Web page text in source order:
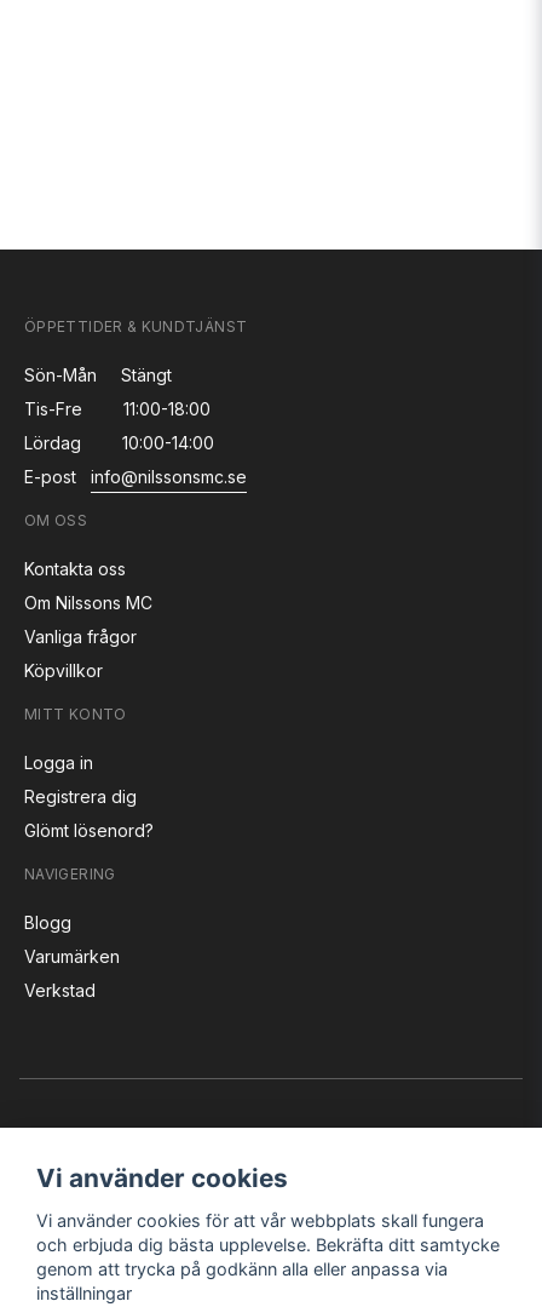
ÖPPETTIDER & KUNDTJÄNST
Sön-Mån
Stängt
Tis-Fre
11:00-18:00
Lördag
10:00-14:00
E-post
info@nilssonsmc.se
OM OSS
Kontakta oss
Om Nilssons MC
Vanliga frågor
Köpvillkor
MITT KONTO
Logga in
Registrera dig
Glömt lösenord?
NAVIGERING
Blogg
Varumärken
Verkstad
Instagram Facebook YouTube
Vi använder cookies
Vi använder cookies för att vår webbplats skall fungera
och erbjuda dig bästa upplevelse. Bekräfta ditt samtycke
genom att trycka på godkänn alla eller anpassa via
inställningar